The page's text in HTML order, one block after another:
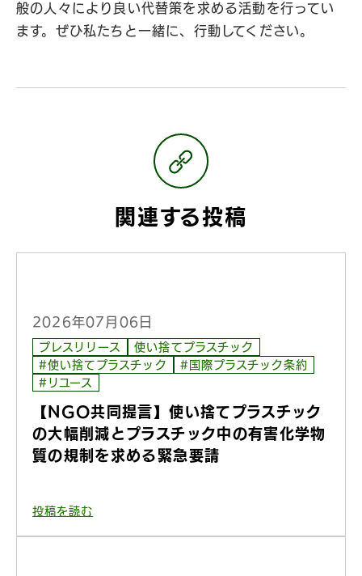
般の人々により良い代替策を求める活動を行ってい
ます。ぜひ私たちと一緒に、行動してください。
関連する投稿
2026年07月06日
プレスリリース
使い捨てプラスチック
#使い捨てプラスチック
#国際プラスチック条約
#リユース
【NGO共同提言】使い捨てプラスチック
の大幅削減とプラスチック中の有害化学物
質の規制を求める緊急要請
投稿を読む